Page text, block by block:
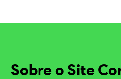
Sobre o Site